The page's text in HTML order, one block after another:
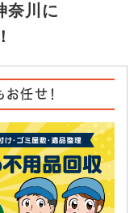
奈川に
任せ！